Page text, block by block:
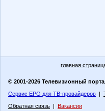
главная
© 2001-2026 Телевизионный
Сервис EPG для ТВ-провайдеров |
Обратная связь | Вакансии